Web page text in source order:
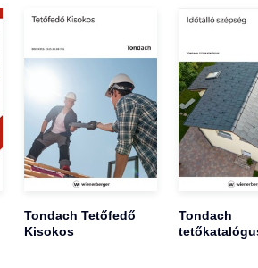
Tondach Tetőfedő
Kisokos
Tondach